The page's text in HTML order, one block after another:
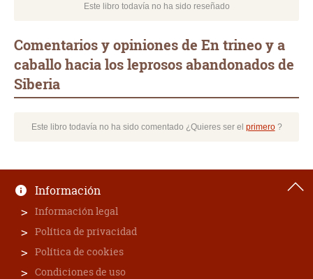
Este libro todavía no ha sido reseñado
Comentarios y opiniones de En trineo y a
caballo hacia los leprosos abandonados de
Siberia
Este libro todavía no ha sido comentado ¿Quieres ser el primero?
Información
Información legal
Política de privacidad
Política de cookies
Condiciones de uso